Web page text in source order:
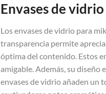
Envases de
Los envases de vidrio para
transparencia permite
óptima del contenido. Estos
amigable. Además, su
envases de vidrio añaden un